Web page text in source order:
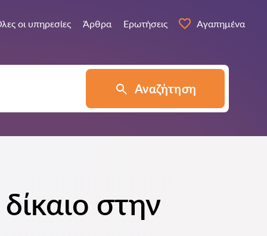
οι υπηρεσίες Άρθρα Ερωτήσεις Αγαπημένα
Αναζήτηση
στην